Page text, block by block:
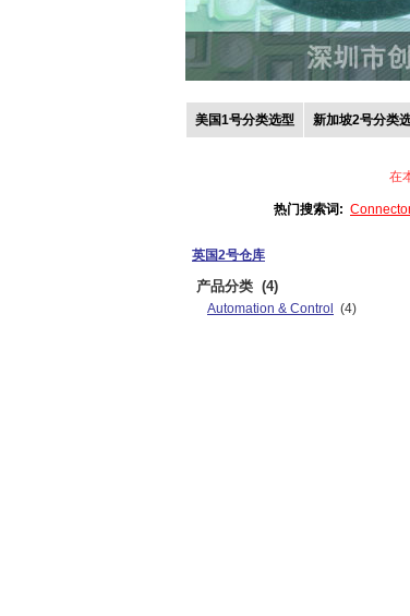
美国1号分类选型 新加坡2号分类
在
热门搜索词:
英国2号仓库
产品分类 (4)
Automation & Control (4)